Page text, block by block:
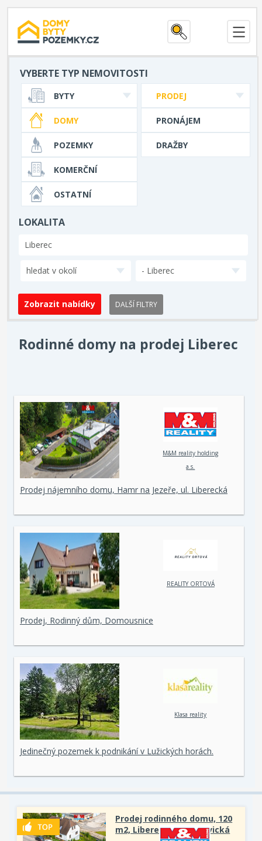
VYBERTE TYP NEMOVITOSTI
PRODEJ
PRONÁJEM
DRAŽBY
BYTY
DOMY
POZEMKY
KOMERČNÍ
OSTATNÍ
LOKALITA
hledat v okolí - Liberec
DALŠÍ FILTRY
Rodinné domy na prodej Liberec
M&M reality holding
a.s.
Prodej nájemního domu, Hamr na Jezeře, ul. Liberecká
REALITY ORTOVÁ
Prodej, Rodinný dům, Domousnice
Klasa reality
Jedinečný pozemek k podnikání v Lužických horách.
Prodej rodinného domu, 120
m2, Liberec, ul. Hodkovická